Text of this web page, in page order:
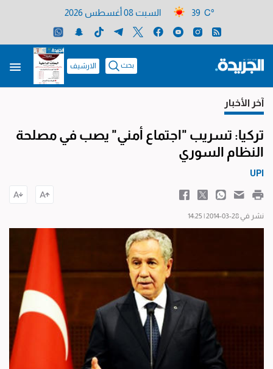
39 C° السبت 08 أغسطس 2026
بحث الارشيف
آخر الأخبار
تركيا: تسريب "اجتماع أمني" يصب في مصلحة
النظام السوري
UPI
نشر في 28-03-2014 | 14:25